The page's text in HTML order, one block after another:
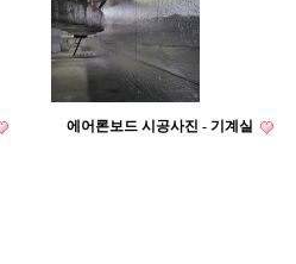
에어론보드 시공사진 - 기계실